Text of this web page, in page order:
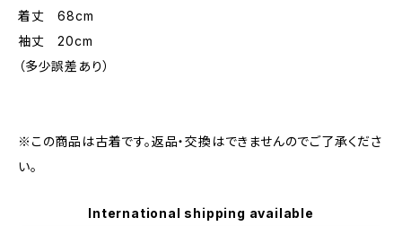
着丈 68cm
袖丈 20cm
（多少誤差あり）
※この商品は古着です。返品・交換はできませんのでご了承くださ
い。
International shipping available